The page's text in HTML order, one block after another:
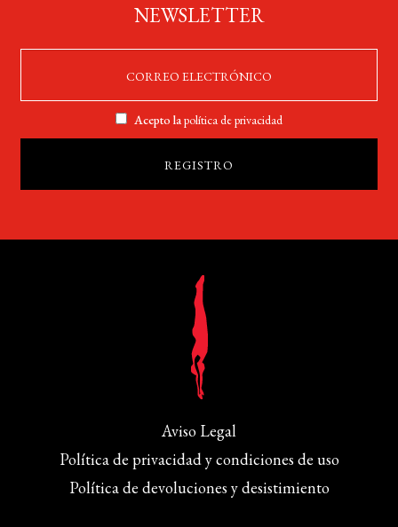
NEWSLETTER
Acepto lapolítica de privacidad
Aviso Legal
Política de privacidad y condiciones de uso
Política de devoluciones y desistimiento